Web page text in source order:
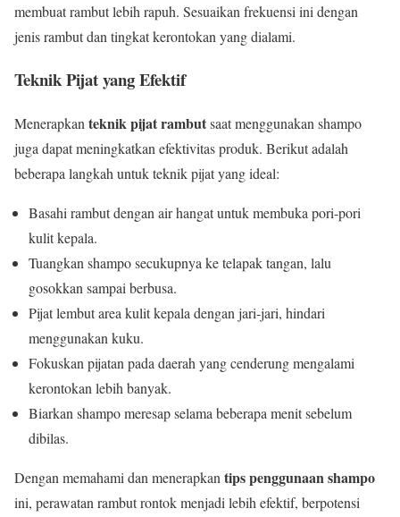
membuat rambut lebih rapuh. Sesuaikan frekuensi ini dengan
jenis rambut dan tingkat kerontokan yang dialami.
Teknik Pijat yang Efektif
Menerapkan teknik pijat rambutsaat menggunakan shampo
juga dapat meningkatkan efektivitas produk. Berikut adalah
beberapa langkah untuk teknik pijat yang ideal:
Basahi rambut dengan air hangat untuk membuka pori-pori
kulit kepala.
Tuangkan shampo secukupnya ke telapak tangan, lalu
gosokkan sampai berbusa.
Pijat lembut area kulit kepala dengan jari-jari, hindari
menggunakan kuku.
Fokuskan pijatan pada daerah yang cenderung mengalami
kerontokan lebih banyak.
Biarkan shampo meresap selama beberapa menit sebelum
dibilas.
Dengan memahami dan menerapkan tips penggunaan shampo
ini, perawatan rambut rontok menjadi lebih efektif, berpotensi